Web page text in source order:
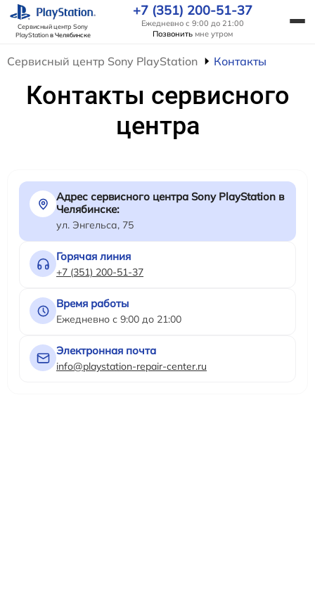
Сервисный центр Sony
PlayStationв Челябинске
+7 (351) 200-51-37
Ежедневно с 9:00 до 21:00
Позвонить мне утром
Сервисный центр Sony PlayStation Контакты
Контакты сервисного
центра
Адрес сервисного центра Sony PlayStation в
Челябинске:
ул. Энгельса, 75
Горячая линия
+7 (351) 200-51-37
Время работы
Ежедневно с 9:00 до 21:00
Электронная почта
info@playstation-repair-center.ru